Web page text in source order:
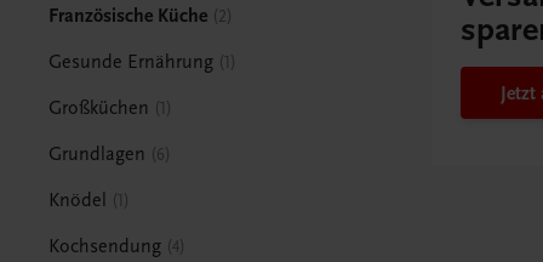
Französische Küche 2
Gesunde Ernährung 1
Großküchen 1
Grundlagen 6
Knödel 1
Kochsendung 4
Jetzt